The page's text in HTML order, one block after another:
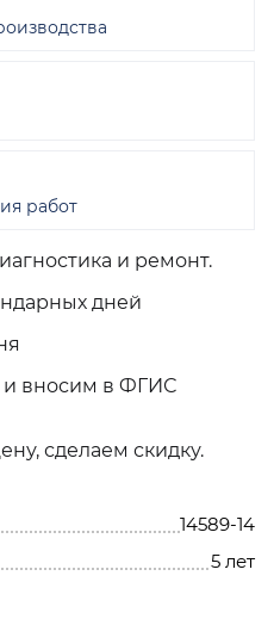
и ремонт.
дней
и вносим в ФГИС
сделаем скидку.
14589-14
5 лет
работ